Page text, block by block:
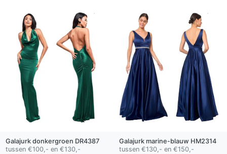
Galajurk donkergroen DR4387
tussen €100,- en €130,-
Galajurk marine-blauw HM2314
tussen €130,- en €150,-